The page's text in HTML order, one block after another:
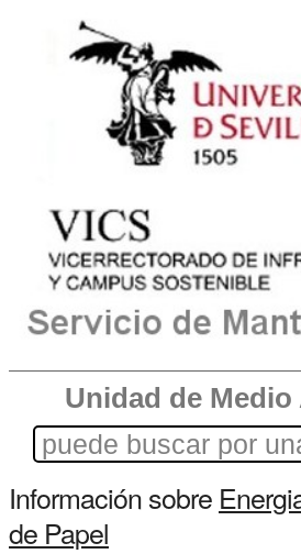
Unidad de
Información sobre
de Papel